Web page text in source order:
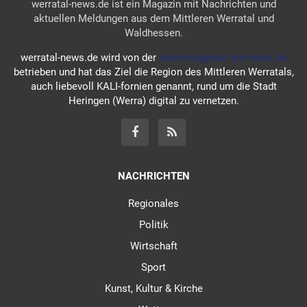
werratal-news.de ist ein Magazin mit Nachrichten und
aktuellen Meldungen aus dem Mittleren Werratal und
Waldhessen.
werratal-news.de wird von der Internetagentur dd-media.de
betrieben und hat das Ziel die Region des Mittleren Werratals,
auch liebevoll KALI-fornien genannt, rund um die Stadt
Heringen (Werra) digital zu vernetzen.
NACHRICHTEN
Regionales
Politik
Wirtschaft
Sport
Kunst, Kultur & Kirche